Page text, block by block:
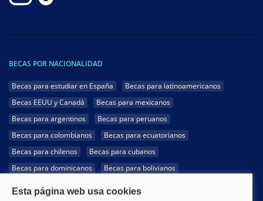
BECAS POR NACIONALIDAD
Becas para estudiar en España
Becas para latinoamericanos
Becas EEUU y Canadá
Becas para mexicanos
Becas para argentinos
Becas para peruanos
Becas para colombianos
Becas para ecuatorianos
Becas para chilenos
Becas para cubanos
Becas para dominicanos
Becas para bolivianos